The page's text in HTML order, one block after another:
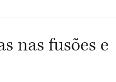
nas fusões e